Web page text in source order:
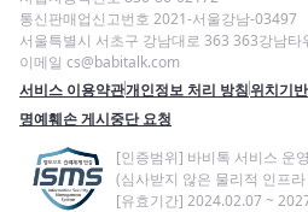
통신판매업신고번호 2021-서울강남-03497
서울특별시 서초구 강남대로 363 363강남타
이메일 cs@babitalk.com
서비스 이용약관개인정보 처리 방침위치기
명예훼손 게시중단 요청
[인증범위] 바비톡 서비스 운영
(심사받지 않은 물리적 인프
[유효기간] 2024.02.07 ~